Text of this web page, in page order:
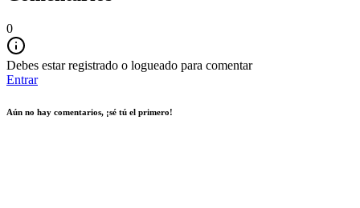
0
Debes estar registrado o logueado para comentar
Entrar
Aún no hay comentarios, ¡sé tú el primero!